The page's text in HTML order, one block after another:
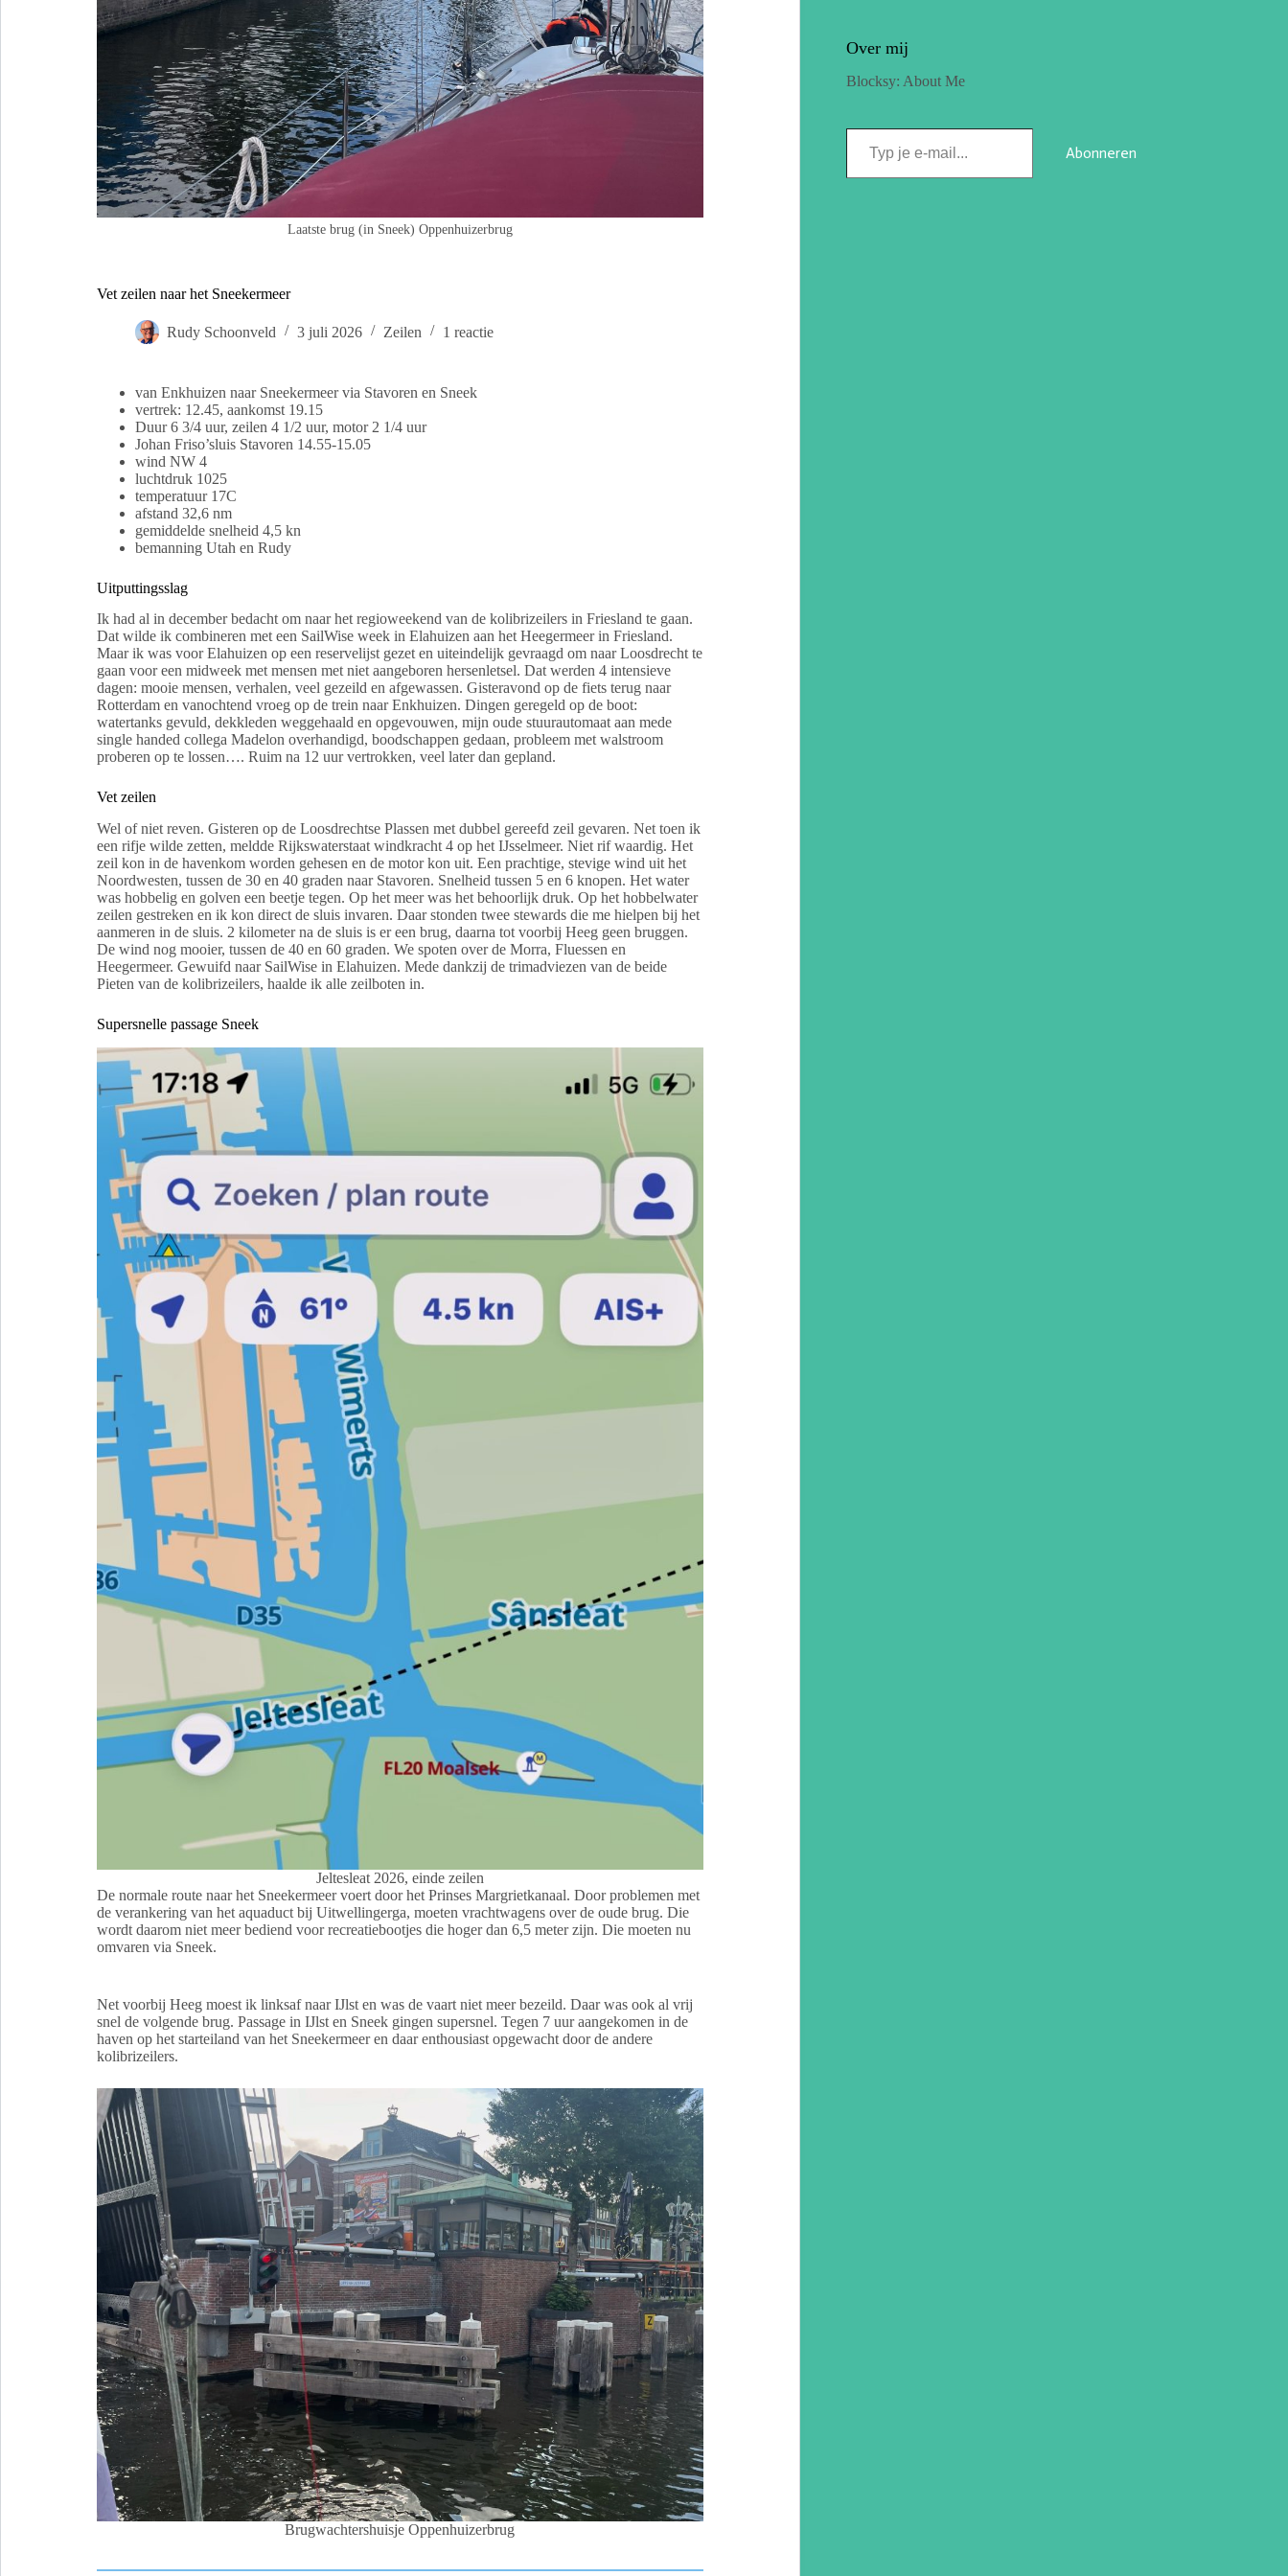
Laatste brug (in Sneek) Oppenhuizerbrug
Vet zeilen naar het Sneekermeer
Rudy Schoonveld 3 juli 2026 Zeilen 1 reactie
van Enkhuizen naar Sneekermeer via Stavoren en Sneek
vertrek: 12.45, aankomst 19.15
Duur 6 3/4 uur, zeilen 4 1/2 uur, motor 2 1/4 uur
Johan Friso’sluis Stavoren 14.55-15.05
wind NW 4
luchtdruk 1025
temperatuur 17C
afstand 32,6 nm
gemiddelde snelheid 4,5 kn
bemanning Utah en Rudy
Uitputtingsslag
Ik had al in december bedacht om naar het regioweekend van de kolibrizeilers in Friesland te gaan.
Dat wilde ik combineren met een SailWise week in Elahuizen aan het Heegermeer in Friesland.
Maar ik was voor Elahuizen op een reservelijst gezet en uiteindelijk gevraagd om naar Loosdrecht te
gaan voor een midweek met mensen met niet aangeboren hersenletsel. Dat werden 4 intensieve
dagen: mooie mensen, verhalen, veel gezeild en afgewassen. Gisteravond op de fiets terug naar
Rotterdam en vanochtend vroeg op de trein naar Enkhuizen. Dingen geregeld op de boot:
watertanks gevuld, dekkleden weggehaald en opgevouwen, mijn oude stuurautomaat aan mede
single handed collega Madelon overhandigd, boodschappen gedaan, probleem met walstroom
proberen op te lossen…. Ruim na 12 uur vertrokken, veel later dan gepland.
Vet zeilen
Wel of niet reven. Gisteren op de Loosdrechtse Plassen met dubbel gereefd zeil gevaren. Net toen ik
een rifje wilde zetten, meldde Rijkswaterstaat windkracht 4 op het IJsselmeer. Niet rif waardig. Het
zeil kon in de havenkom worden gehesen en de motor kon uit. Een prachtige, stevige wind uit het
Noordwesten, tussen de 30 en 40 graden naar Stavoren. Snelheid tussen 5 en 6 knopen. Het water
was hobbelig en golven een beetje tegen. Op het meer was het behoorlijk druk. Op het hobbelwater
zeilen gestreken en ik kon direct de sluis invaren. Daar stonden twee stewards die me hielpen bij het
aanmeren in de sluis. 2 kilometer na de sluis is er een brug, daarna tot voorbij Heeg geen bruggen.
De wind nog mooier, tussen de 40 en 60 graden. We spoten over de Morra, Fluessen en
Heegermeer. Gewuifd naar SailWise in Elahuizen. Mede dankzij de trimadviezen van de beide
Pieten van de kolibrizeilers, haalde ik alle zeilboten in.
Supersnelle passage Sneek
Jeltesleat 2026, einde zeilen
De normale route naar het Sneekermeer voert door het Prinses Margrietkanaal. Door problemen met
de verankering van het aquaduct bij Uitwellingerga, moeten vrachtwagens over de oude brug. Die
wordt daarom niet meer bediend voor recreatiebootjes die hoger dan 6,5 meter zijn. Die moeten nu
omvaren via Sneek.
Net voorbij Heeg moest ik linksaf naar IJlst en was de vaart niet meer bezeild. Daar was ook al vrij
snel de volgende brug. Passage in IJlst en Sneek gingen supersnel. Tegen 7 uur aangekomen in de
haven op het starteiland van het Sneekermeer en daar enthousiast opgewacht door de andere
kolibrizeilers.
Brugwachtershuisje Oppenhuizerbrug
Over mij
Blocksy: About Me
Abonneren